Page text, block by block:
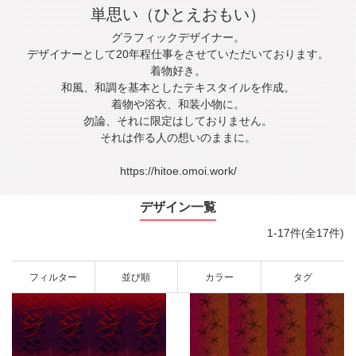
単思い（ひとえおもい）
グラフィックデザイナー。
デザイナーとして20年程仕事をさせていただいております。
着物好き。
和風、和調を基本としたテキスタイルを作成。
着物や浴衣、和装小物に。
勿論、それに限定はしておりません。
それは作る人の想いのままに。
https://hitoe.omoi.work/
デザイン一覧
1-17件(全17件)
フィルター 並び順 カラー タグ